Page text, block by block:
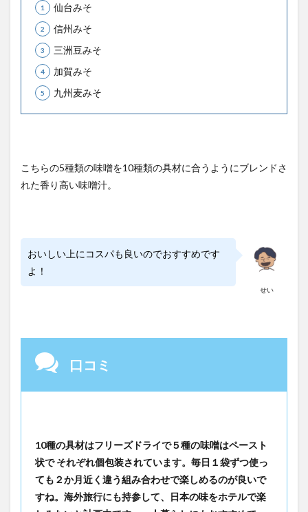
仙台みそ
信州みそ
三洲豆みそ
加賀みそ
九州麦みそ
こちらの5種類の味噌を10種類の具材に合うようにブレンドさ
れた香り高い味噌汁。
せい
おいしい上にコスパも良いのでおすすめです
よ！
口コミ
10種の具材はフリーズドライで５種の味噌はペースト
状で それぞれ個包装されています。毎日１袋ずつ使っ
ても２か月近く違う組み合わせで楽しめるのが良いで
すね。海外旅行にも持参して、日本の味をホテルで楽